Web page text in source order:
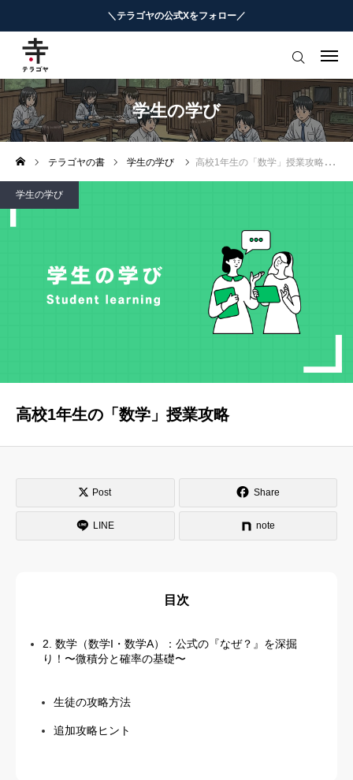
＼テラゴヤの公式Xをフォロー／
学生の学び
テラゴヤの書 学生の学び 高校1年生の「数学」授業攻略
学生の学び
高校1年生の「数学」授業攻略
Post Share
LINE note
目次
2. 数学（数学I・数学A）：公式の『なぜ？』を深掘
り！〜微積分と確率の基礎〜
生徒の攻略方法
追加攻略ヒント
はじめての方へ
教育ニュースまとめ
ヨミモノ・特集
マナビ・学習攻略
お役立ちリンク集
テラゴヤ週報
お知らせ